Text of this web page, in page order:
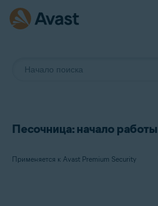
Песочница: начало работы
Применяется к Avast Premium Security